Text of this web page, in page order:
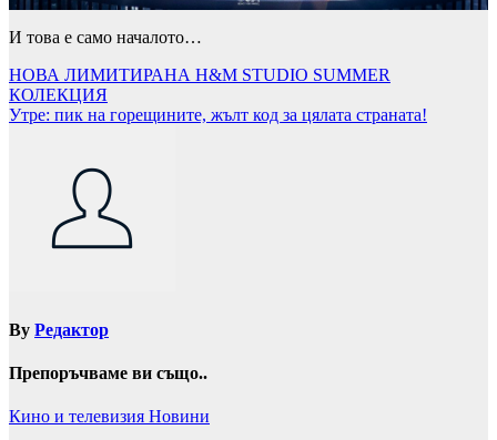
И това е само началото…
Навигация
НОВА ЛИМИТИРАНА H&M STUDIO SUMMER
КОЛЕКЦИЯ
Утре: пик на горещините, жълт код за цялата страната!
By Редактор
Препоръчваме ви също..
Кино и телевизия Новини